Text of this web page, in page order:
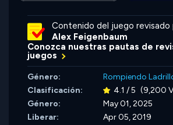
Contenido del juego revisado
Alex Feigenbaum
Conozca nuestras pautas de
juegos
Género:
Rompiendo
Clasificación:
4.1 / 5 (9,200
Género:
May 01, 2025
Liberar:
Apr 05, 2019